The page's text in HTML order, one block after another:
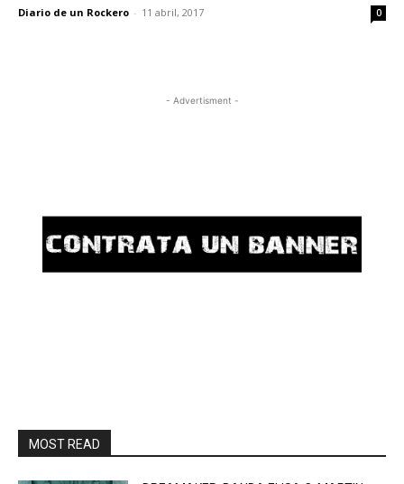
Diario de un Rockero - 11 abril, 2017 0
- Advertisment -
MOST READ